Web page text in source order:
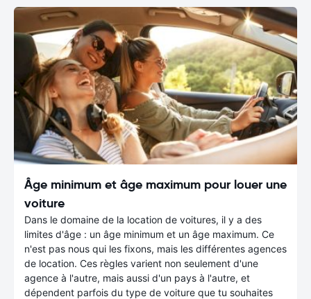
Âge minimum et âge maximum pour louer une
voiture
Dans le domaine de la location de voitures, il y a des
limites d'âge : un âge minimum et un âge maximum. Ce
n'est pas nous qui les fixons, mais les différentes agences
de location. Ces règles varient non seulement d'une
agence à l'autre, mais aussi d'un pays à l'autre, et
dépendent parfois du type de voiture que tu souhaites